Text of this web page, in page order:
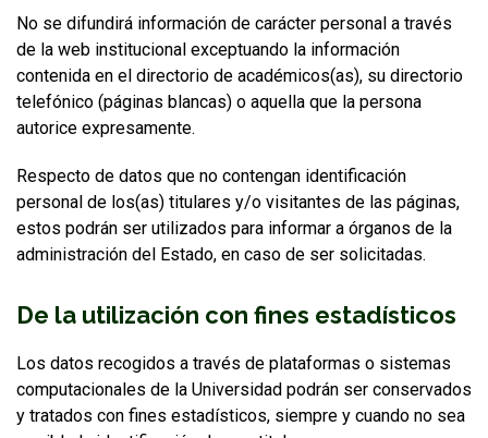
No se difundirá información de carácter personal a través
de la web institucional exceptuando la información
contenida en el directorio de académicos(as), su directorio
telefónico (páginas blancas) o aquella que la persona
autorice expresamente.
Respecto de datos que no contengan identificación
personal de los(as) titulares y/o visitantes de las páginas,
estos podrán ser utilizados para informar a órganos de la
administración del Estado, en caso de ser solicitadas.
De la utilización con fines estadísticos
Los datos recogidos a través de plataformas o sistemas
computacionales de la Universidad podrán ser conservados
y tratados con fines estadísticos, siempre y cuando no sea